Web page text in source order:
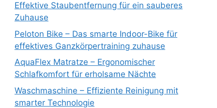
Effektive Staubentfernung für ein sauberes
Zuhause
Peloton Bike – Das smarte Indoor-Bike für
effektives Ganzkörpertraining zuhause
AquaFlex Matratze – Ergonomischer
Schlafkomfort für erholsame Nächte
Waschmaschine – Effiziente Reinigung mit
smarter Technologie